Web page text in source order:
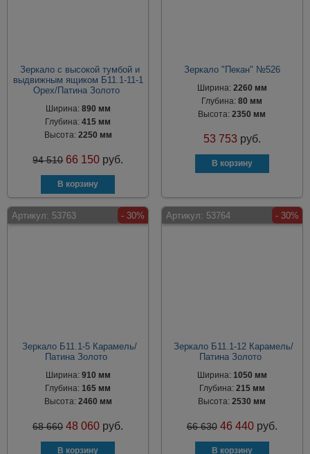
Зеркало с высокой тумбой и
выдвижным ящиком Б11.1-11-1
Орех/Патина Золото
Ширина: 890 мм
Глубина:415 мм
Высота: 2250 мм
94 510 66 150 руб.
Зеркало "Пекан" №526
Ширина: 2260 мм
Глубина:80 мм
Высота:2350 мм
53 753 руб.
Артикул: 53763 - 30%
Зеркало Б11.1-5 Карамель/
Патина Золото
Ширина: 910 мм
Глубина:165 мм
Высота: 2460 мм
68 660 48 060 руб.
Артикул: 53764 - 30%
Зеркало Б11.1-12 Карамель/
Патина Золото
Ширина: 1050 мм
Глубина: 215 мм
Высота:2530 мм
66 630 46 440 руб.